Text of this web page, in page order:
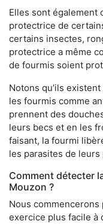
Elles sont également
protectrice de
certains insectes,
protectrice a même
de fourmis soient
Notons qu’ils
les fourmis comme
prennent des
leurs becs et en les
faisant, la fourmi
les parasites de leurs
Comment détecter
Mouzon ?
Nous commencerons
exercice plus facile à